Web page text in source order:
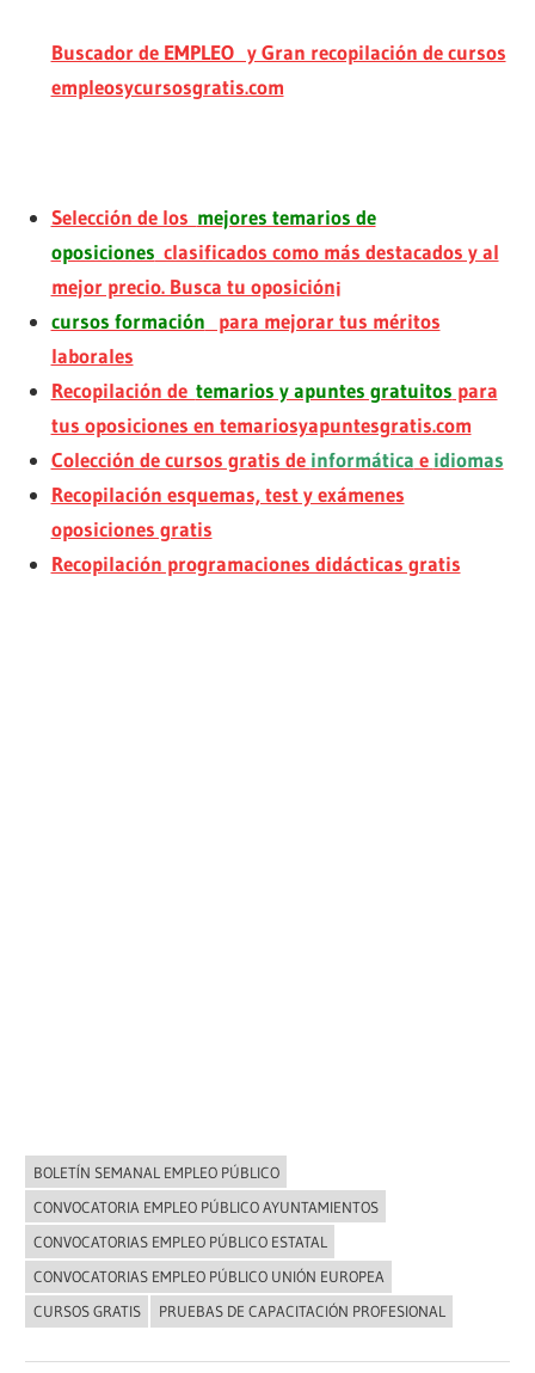
Buscador de EMPLEO y Gran recopilación de cursos
empleosycursosgratis.com
Selección de los mejores temarios de
oposiciones clasificados como más destacados y al
mejor precio. Busca tu oposición¡
cursos formación para mejorar tus méritos
laborales
Recopilación de temarios y apuntes gratuitos para
tus oposiciones en temariosyapuntesgratis.com
Colección de cursos gratis de informática e idiomas
Recopilación esquemas, test y exámenes
oposiciones gratis
Recopilación programaciones didácticas gratis
NOVEDADES
BOLETÍN SEMANAL EMPLEO PÚBLICO
CONVOCATORIA EMPLEO PÚBLICO AYUNTAMIENTOS
CONVOCATORIAS EMPLEO PÚBLICO ESTATAL
CONVOCATORIAS EMPLEO PÚBLICO UNIÓN EUROPEA
CURSOS GRATIS
PRUEBAS DE CAPACITACIÓN PROFESIONAL